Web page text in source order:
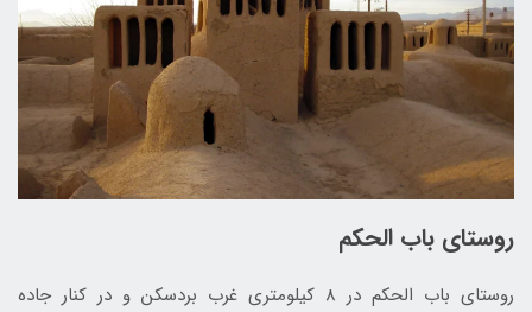
روستای باب الحکم
روستاي باب الحکم در 8 کيلومتري غرب بردسکن و در کنار جاده